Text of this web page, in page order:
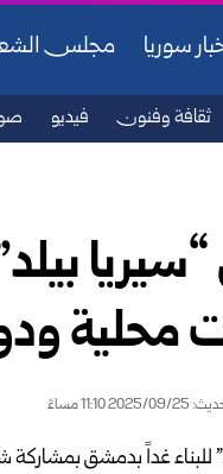
سوريا مجلس
ثقافة وفنون فيديو
محلية
25 11:10 مساءً